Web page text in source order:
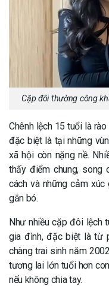
Cặp đôi thường công
Chênh lệch 15 tuổi là
đặc biệt là tại những
xã hội còn nặng nề.
thấy điểm chung,
cách và những cảm xúc
gắn bó.
Như nhiều cặp đôi lệch
gia đình, đặc biệt là từ
chàng trai sinh năm
tương lai lớn tuổi hơn
nếu không chia tay.